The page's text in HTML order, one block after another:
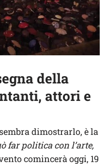
della
attori e
dimostrarlo, è la
far politica con l’arte,
comincerà oggi, 19